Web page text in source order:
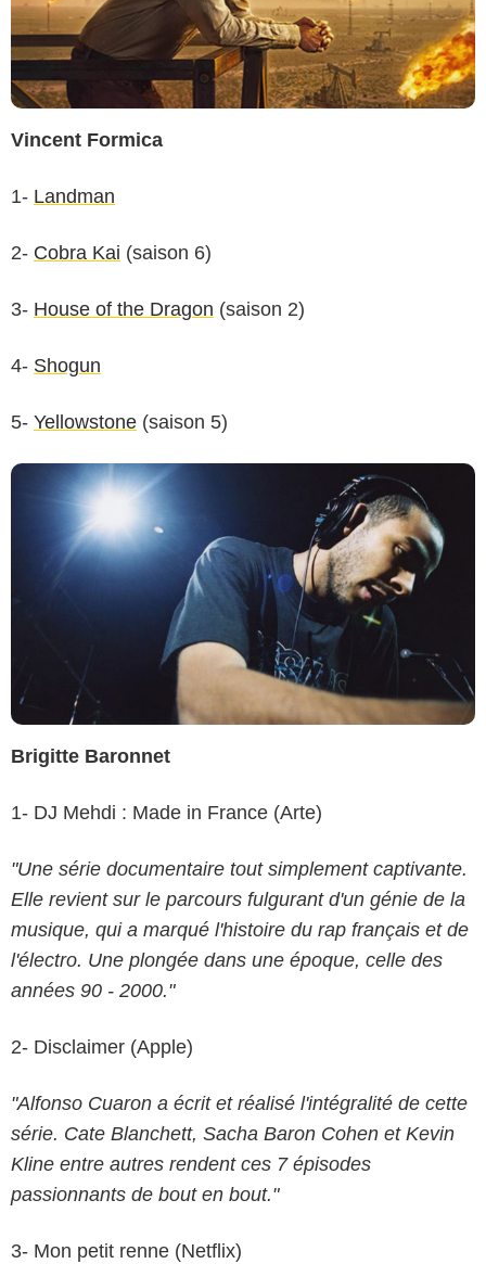
Vincent Formica
1- Landman
2- Cobra Kai (saison 6)
3- House of the Dragon (saison 2)
4- Shogun
5- Yellowstone (saison 5)
Brigitte Baronnet
1- DJ Mehdi : Made in France (Arte)
"Une série documentaire tout simplement captivante.
Elle revient sur le parcours fulgurant d'un génie de la
musique, qui a marqué l'histoire du rap français et de
l'électro. Une plongée dans une époque, celle des
années 90 - 2000."
2- Disclaimer (Apple)
"Alfonso Cuaron a écrit et réalisé l'intégralité de cette
série. Cate Blanchett, Sacha Baron Cohen et Kevin
Kline entre autres rendent ces 7 épisodes
passionnants de bout en bout."
3- Mon petit renne (Netflix)